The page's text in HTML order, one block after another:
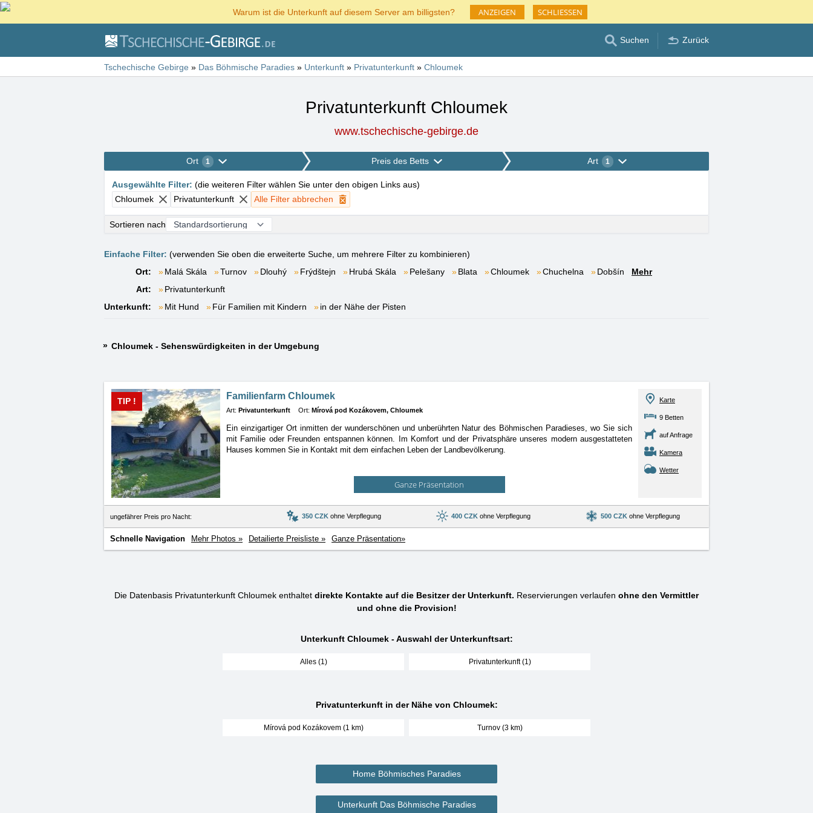
Warum ist die Unterkunft auf diesem Server am billigsten? ANZEIGEN SCHLIESSEN
Suchen Zurück
Tschechische Gebirge » Das Böhmische Paradies » Unterkunft » Privatunterkunft » Chloumek
Privatunterkunft Chloumek
www.tschechische-gebirge.de
Ort 1 Preis des Betts Art 1
Ausgewählte Filter: (die weiteren Filter wählen Sie unter den obigen Links aus)
Chloumek
Privatunterkunft Alle Filter abbrechen
Sortieren nach
Einfache Filter: (verwenden Sie oben die erweiterte Suche, um mehrere Filter zu kombinieren)
Ort:
Malá Skála Turnov Dlouhý Frýdštejn Hrubá Skála Pelešany Blata Chloumek Chuchelna Dobšín
Mehr
Art:
Privatunterkunft
Unterkunft:
Mit Hund Für Familien mit Kindern in der Nähe der Pisten
Chloumek - Sehenswürdigkeiten in der Umgebung
Familienfarm Chloumek
TIP !
Art: Privatunterkunft Ort: Mírová pod Kozákovem, Chloumek
Ein einzigartiger Ort inmitten der wunderschönen und unberührten Natur des Böhmischen Paradieses, wo Sie sich
mit Familie oder Freunden entspannen können. Im Komfort und der Privatsphäre unseres modern ausgestatteten
Hauses kommen Sie in Kontakt mit dem einfachen Leben der Landbevölkerung.
Ganze Präsentation
Karte
9 Betten
auf Anfrage
Kamera
Wetter
ungefährer Preis pro Nacht: 350 CZKohne Verpflegung 400 CZKohne Verpflegung 500 CZKohne Verpflegung
Schnelle Navigation Mehr Photos » Detailierte Preisliste » Ganze Präsentation»
Die Datenbasis Privatunterkunft Chloumek enthaltet direkte Kontakte auf die Besitzer der Unterkunft. Reservierungen verlaufen ohne den Vermittler
und ohne die Provision!
Unterkunft Chloumek - Auswahl der Unterkunftsart:
Alles (1) Privatunterkunft (1)
Privatunterkunft in der Nähe von Chloumek:
Mírová pod Kozákovem (1 km) Turnov (3 km)
Home Böhmisches Paradies
Unterkunft Das Böhmische Paradies